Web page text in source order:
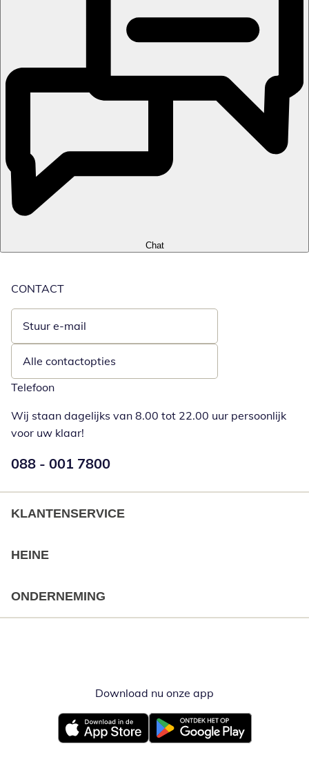
Chat
CONTACT
Stuur e-mail
Opent e-mailclient
Alle contactopties
Telefoon
Wij staan dagelijks van 8.00 tot 22.00 uur persoonlijk
voor uw klaar!
Telefoonnummer:
088 - 001 7800
KLANTENSERVICE
HEINE
ONDERNEMING
Download nu onze app
Opent in nieuw vensterOpent in nieuw venster